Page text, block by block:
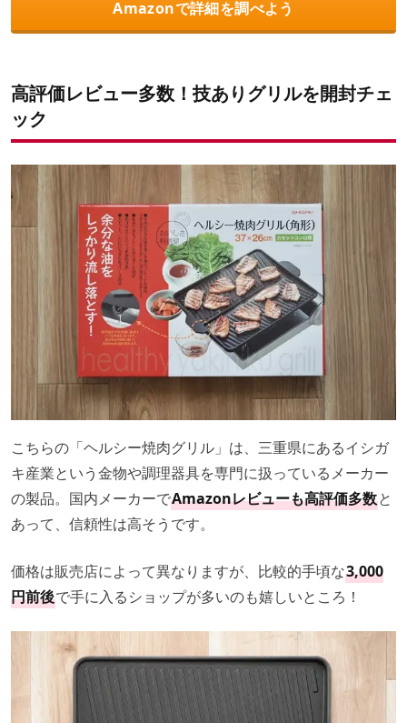
Amazonで詳細を調べよう
高評価レビュー多数！技ありグリルを開封チェ
ック
こちらの「ヘルシー焼肉グリル」は、三重県にあるイシガ
キ産業という金物や調理器具を専門に扱っているメーカー
の製品。国内メーカーでAmazonレビューも高評価多数と
あって、信頼性は高そうです。
価格は販売店によって異なりますが、比較的手頃な3,000
円前後で手に入るショップが多いのも嬉しいところ！